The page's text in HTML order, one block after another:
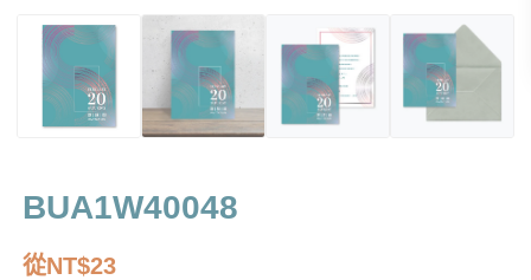
BUA1W40048
從NT$23